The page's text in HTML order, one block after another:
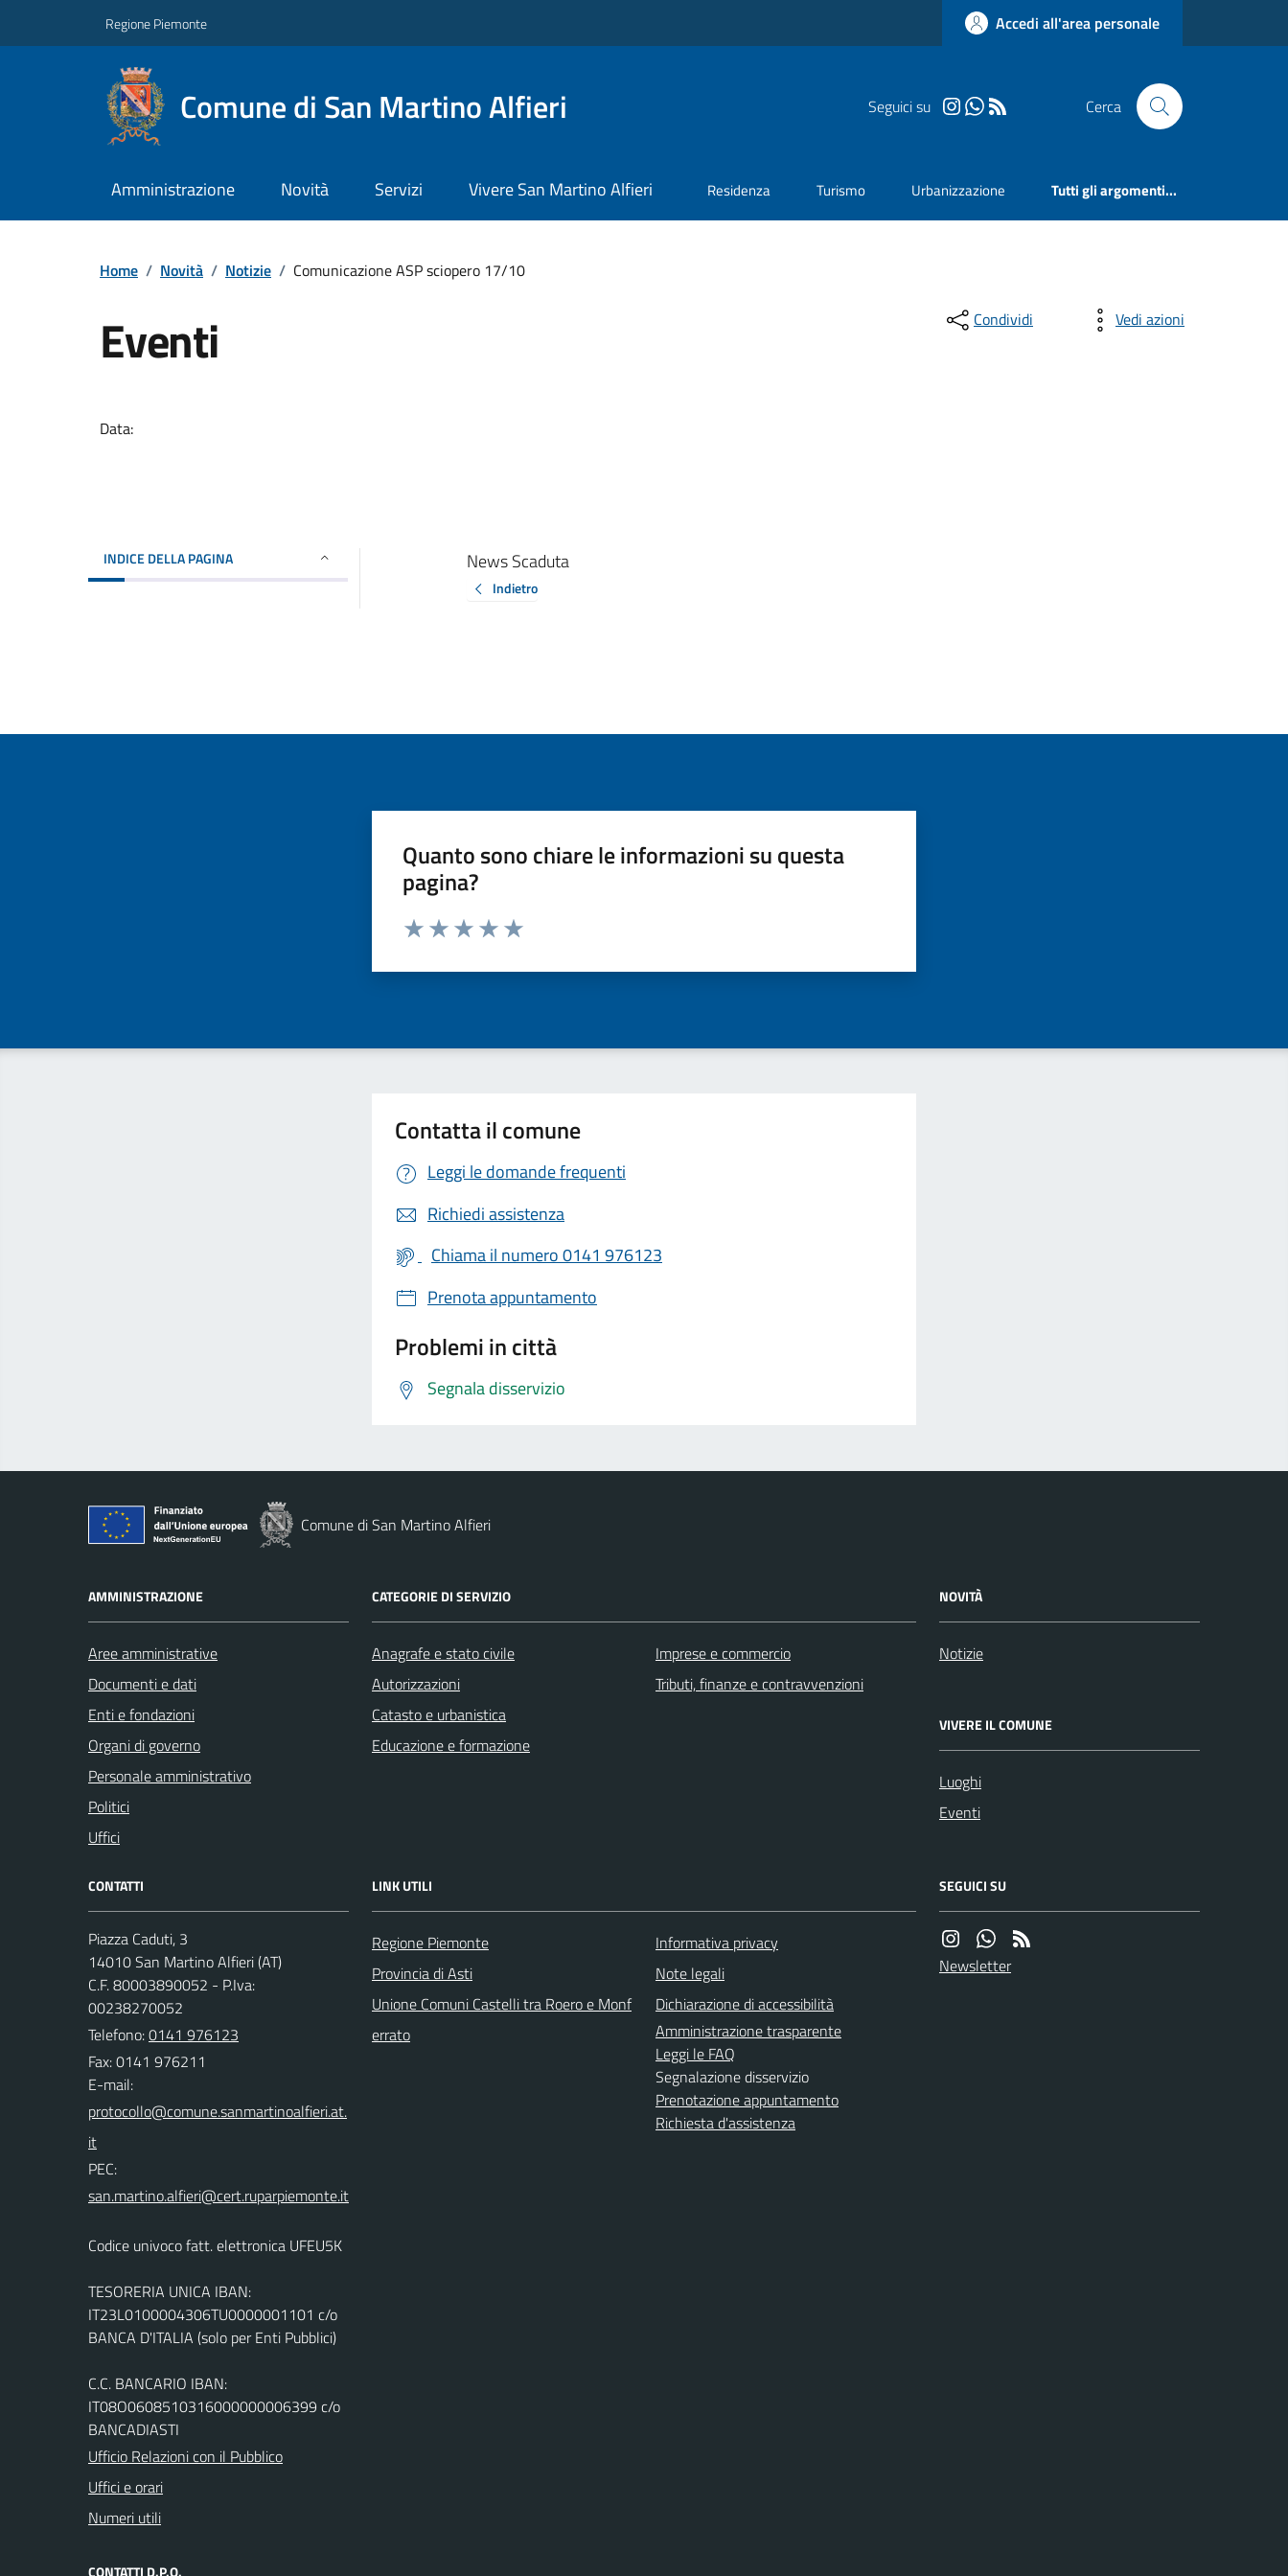
Regione Piemonte Accedi all'area personale
Comune di San Martino Alfieri Seguici su Cerca
Amministrazione Novità Servizi Vivere San Martino Alfieri Residenza Turismo Urbanizzazione Tutti gli argomenti...
Home / Novità / Notizie / Comunicazione ASP sciopero 17/10
Eventi
Data:
Condividi Vedi azioni
INDICE DELLA PAGINA News Scaduta
Indietro
Quanto sono chiare le informazioni su questa
pagina?
Valuta da 1 a 5 stelle la pagina
Contatta il comune
Leggi le domande frequenti
Richiedi assistenza
Chiama il numero 0141 976123
Prenota appuntamento
Problemi in città
Segnala disservizio
Comune di San Martino Alfieri
AMMINISTRAZIONE
Aree amministrative
Documenti e dati
Enti e fondazioni
Organi di governo
Personale amministrativo
Politici
Uffici
CATEGORIE DI SERVIZIO
Anagrafe e stato civile
Autorizzazioni
Catasto e urbanistica
Educazione e formazione
Imprese e commercio
Tributi, finanze e contravvenzioni
NOVITÀ
Notizie
VIVERE IL COMUNE
Luoghi
Eventi
CONTATTI
Piazza Caduti, 3
14010 San Martino Alfieri (AT)
C.F. 80003890052 - P.Iva:
00238270052
Telefono:0141 976123
Fax: 0141 976211
E-mail:
PEC:
Codice univoco fatt. elettronica UFEU5K
TESORERIA UNICA IBAN:
IT23L0100004306TU0000001101 c/o
BANCA D'ITALIA (solo per Enti Pubblici)
C.C. BANCARIO IBAN:
IT08O0608510316000000006399 c/o
BANCADIASTI
Ufficio Relazioni con il Pubblico
Uffici e orari
Numeri utili
CONTATTI D.P.O.
LINK UTILI
Regione Piemonte
Provincia di Asti
Unione Comuni Castelli tra Roero e Monf
errato
Informativa privacy
Note legali
Dichiarazione di accessibilità
Amministrazione trasparente
Leggi le FAQ
Segnalazione disservizio
Prenotazione appuntamento
Richiesta d'assistenza
SEGUICI SU
Newsletter